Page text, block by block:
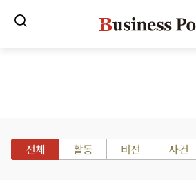
전체 활동 비전 사건